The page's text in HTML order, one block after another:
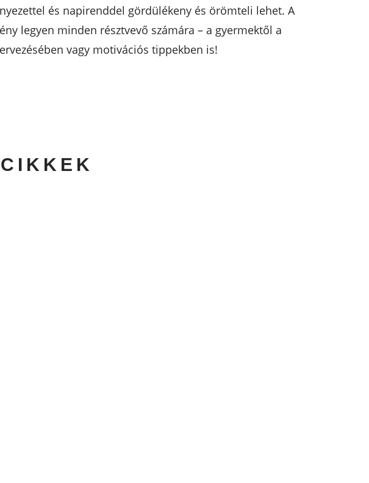
és napirenddel gördülékeny és örömteli lehet. A
legyen minden résztvevő számára – a gyermektől a
vagy motivációs tippekben is!